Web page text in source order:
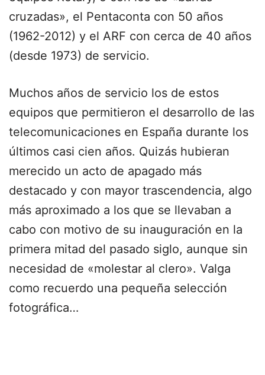
cruzadas», el Pentaconta con 50 años
(1962-2012) y el ARF con cerca de 40 años
(desde 1973) de servicio.
Muchos años de servicio los de estos
equipos que permitieron el desarrollo de las
telecomunicaciones en España durante los
últimos casi cien años. Quizás hubieran
merecido un acto de apagado más
destacado y con mayor trascendencia, algo
más aproximado a los que se llevaban a
cabo con motivo de su inauguración en la
primera mitad del pasado siglo, aunque sin
necesidad de «molestar al clero». Valga
como recuerdo una pequeña selección
fotográfica…